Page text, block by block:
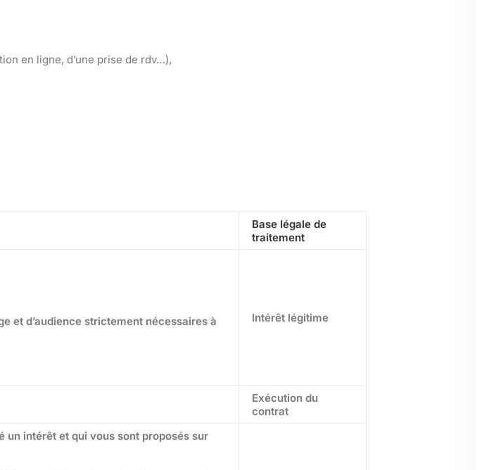
en ligne, d’une prise de rdv…),
Base légale de
traitement
et d’audience strictement nécessaires à
Intérêt légitime
Exécution du
contrat
intérêt et qui vous sont proposés sur